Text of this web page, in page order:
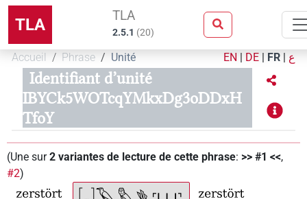
TLA TLA
2.5.1 (20)
Accueil Phrase Unité EN | DE | FR | ع
Identifiant d’unité
IBYCk5WOTcqYMkxDg3oDDxH
TfoY
(Une sur 2 variantes de lecture de cette phrase: >> #1 <<,
#2)